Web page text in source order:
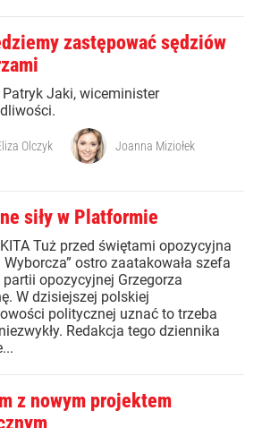
zastępować sędziów
Jaki, wiceminister
Olczyk Joanna Miziołek
siły w Platformie
Tuż przed świętami opozycyjna
Wyborcza” ostro zaatakowała szefa
partii opozycyjnej Grzegorza
W dzisiejszej polskiej
politycznej uznać to trzeba
Redakcja tego dziennika
z nowym projektem